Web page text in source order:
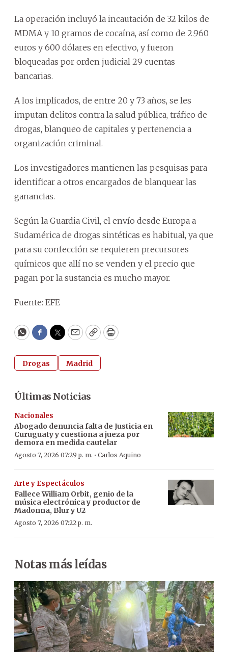
La operación incluyó la incautación de 32 kilos de
MDMA y 10 gramos de cocaína, así como de 2.960
euros y 600 dólares en efectivo, y fueron
bloqueadas por orden judicial 29 cuentas
bancarias.
A los implicados, de entre 20 y 73 años, se les
imputan delitos contra la salud pública, tráfico de
drogas, blanqueo de capitales y pertenencia a
organización criminal.
Los investigadores mantienen las pesquisas para
identificar a otros encargados de blanquear las
ganancias.
Según la Guardia Civil, el envío desde Europa a
Sudamérica de drogas sintéticas es habitual, ya que
para su confección se requieren precursores
químicos que allí no se venden y el precio que
pagan por la sustancia es mucho mayor.
Fuente: EFE
WhatsApp
Facebook
Twitter
EmailCopyPrint
Drogas Madrid
Últimas Noticias
Nacionales
Abogado denuncia falta de Justicia en
Curuguaty y cuestiona a jueza por
demora en medida cautelar
Agosto 7, 2026 07:29 p. m. · Carlos Aquino
Arte y Espectáculos
Fallece William Orbit, genio de la
música electrónica y productor de
Madonna, Blur y U2
Agosto 7, 2026 07:22 p. m.
Notas más leídas